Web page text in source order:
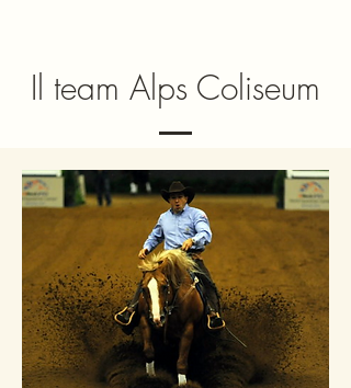
Il team Alps Coliseum